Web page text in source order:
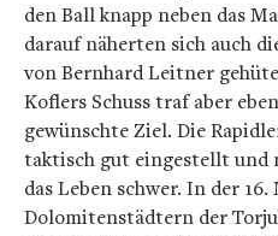
den Ball knapp neben das
darauf näherten sich auch
von Bernhard Leitner
Koflers Schuss traf aber
gewünschte Ziel. Die
taktisch gut eingestellt und
das Leben schwer. In der
Dolomitenstädtern der